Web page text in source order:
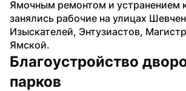
Ямочным ремонтом и устранением
занялись рабочие на улицах
Изыскателей, Энтузиастов,
Ямской.
Благоустройство
парков